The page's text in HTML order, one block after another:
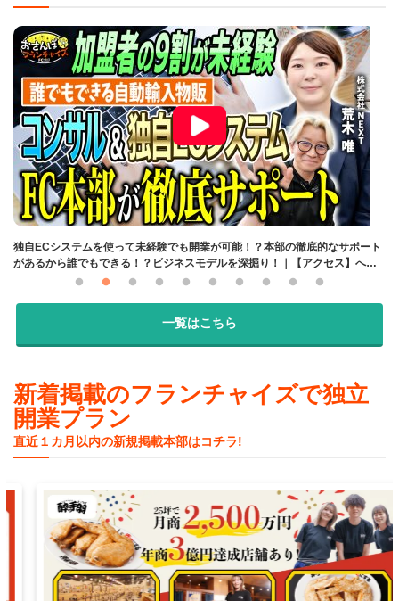
独自ECシステムを使って未経験でも開業が可能！？本部の徹底的なサポート
があるから誰でもできる！？ビジネスモデルを深掘り！｜【アクセス】へお
さんぽフランチャイズ！vol.2
一覧はこちら
新着掲載のフランチャイズで独立
開業プラン
直近１カ月以内の新規掲載本部はコチラ!